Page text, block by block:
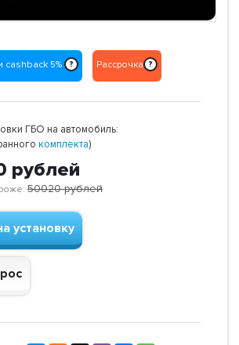
cashback 5% ? Рассрочка ?
ГБО на автомобиль:
комплекта)
рублей
50020рублей
установку